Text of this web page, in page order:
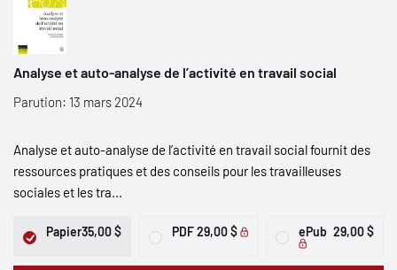
Analyse et auto-analyse de l’activité en travail social
Parution: 13 mars 2024
Analyse et auto-analyse de l’activité en travail social fournit des
ressources pratiques et des conseils pour les travailleuses
sociales et les tra...
Papier35,00 $ PDF29,00 $ ePub 29,00 $